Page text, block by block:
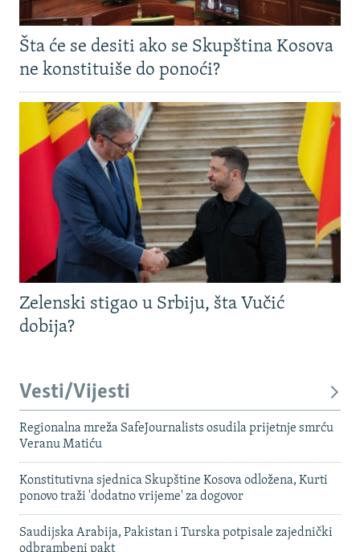
Šta će se desiti ako se Skupština Kosova
ne konstituiše do ponoći?
Zelenski stigao u Srbiju, šta Vučić
dobija?
Vesti/Vijesti
Regionalna mreža SafeJournalists osudila prijetnje smrću
Veranu Matiću
Konstitutivna sjednica Skupštine Kosova odložena, Kurti
ponovo traži 'dodatno vrijeme' za dogovor
Saudijska Arabija, Pakistan i Turska potpisale zajednički
odbrambeni pakt